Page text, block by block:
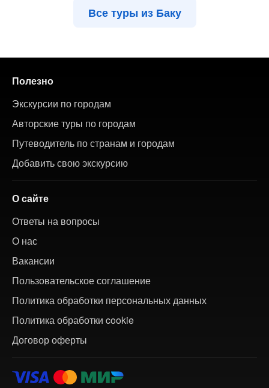
Все туры из Баку
Полезно
Экскурсии по городам
Авторские туры по городам
Путеводитель по странам и городам
Добавить свою экскурсию
О сайте
Ответы на вопросы
О нас
Вакансии
Пользовательское соглашение
Политика обработки персональных данных
Политика обработки cookie
Договор оферты